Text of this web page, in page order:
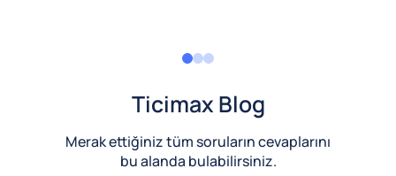
Ticimax Blog
Merak ettiğiniz tüm soruların cevaplarını
bu alanda bulabilirsiniz.